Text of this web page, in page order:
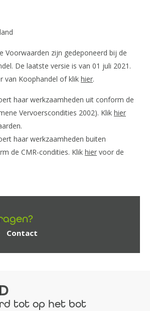
Voorwaarden zijn gedeponeerd bij de
De laatste versie is van 01 juli 2021.
van Koophandel of klik hier.
haar werkzaamheden uit conform de
Vervoerscondities 2002). Klik hier
haar werkzaamheden buiten
de CMR-condities. Klik hier voor de
Contact
tot op het bot